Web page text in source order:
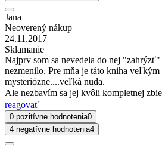
Jana
Neoverený nákup
24.11.2017
Sklamanie
Najprv som sa nevedela do nej "zahrýzť"
nezmenilo. Pre mňa je táto kniha
mysteriózne....veľká nuda.
Ale nezbavím sa jej kvôli kompletnej
reagovať
0 pozitívne hodnotenia0
4 negatívne hodnotenia4